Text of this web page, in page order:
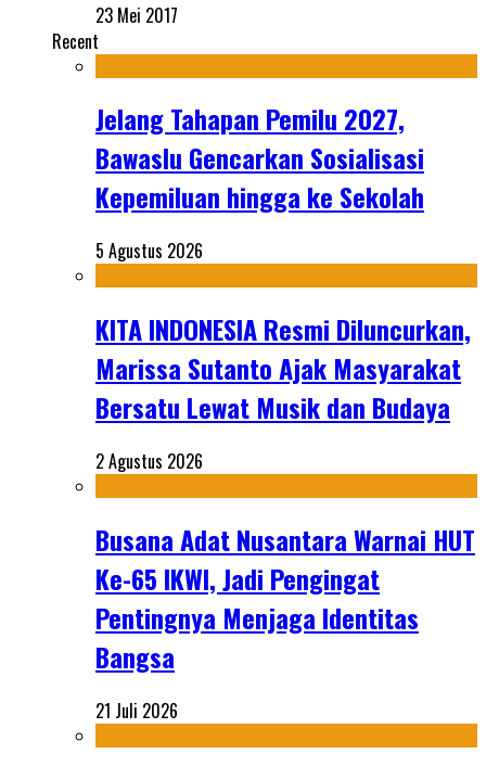
23 Mei 2017
Recent
Jelang Tahapan Pemilu 2027,
Bawaslu Gencarkan Sosialisasi
Kepemiluan hingga ke Sekolah
5 Agustus 2026
KITA INDONESIA Resmi Diluncurkan,
Marissa Sutanto Ajak Masyarakat
Bersatu Lewat Musik dan Budaya
2 Agustus 2026
Busana Adat Nusantara Warnai HUT
Ke-65 IKWI, Jadi Pengingat
Pentingnya Menjaga Identitas
Bangsa
21 Juli 2026